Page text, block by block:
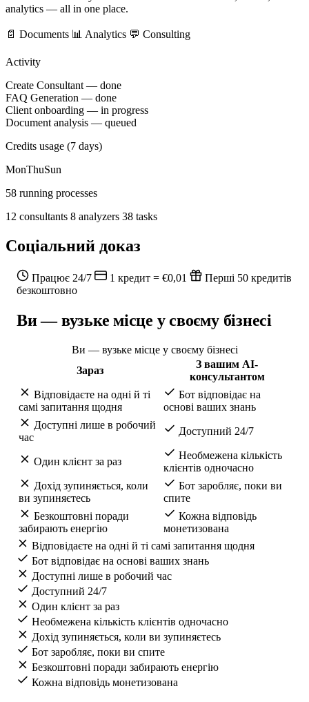
analytics — all in one place.
📄 Documents 📊 Analytics 💬 Consulting
Activity
Create Consultant — done
FAQ Generation — done
Client onboarding — in progress
Document analysis — queued
Credits usage (7 days)
MonThuSun
58 running processes
12 consultants 8 analyzers 38 tasks
Соціальний доказ
Працює 24/7 1 кредит = €0,01
Перші 50 кредитів
безкоштовно
Ви — вузьке місце у своєму бізнесі
Ви — вузьке місце у своєму бізнесі
Зараз
З вашим AI-
консультантом
Відповідаєте на одні й ті
самі запитання щодня
Бот відповідає на
основі ваших знань
Доступні лише в робочий
час
Доступний 24/7
Один клієнт за раз
Необмежена кількість
клієнтів одночасно
Дохід зупиняється, коли
ви зупиняєтесь
Бот заробляє, поки ви
спите
Безкоштовні поради
забирають енергію
Кожна відповідь
монетизована
Відповідаєте на одні й ті самі запитання щодня
Бот відповідає на основі ваших знань
Доступні лише в робочий час
Доступний 24/7
Один клієнт за раз
Необмежена кількість клієнтів одночасно
Дохід зупиняється, коли ви зупиняєтесь
Бот заробляє, поки ви спите
Безкоштовні поради забирають енергію
Кожна відповідь монетизована